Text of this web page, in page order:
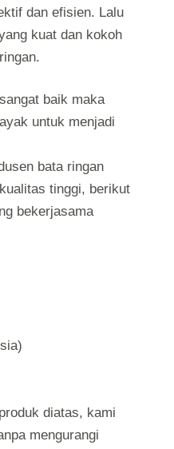
dan efisien. Lalu
kuat dan kokoh
baik maka
untuk menjadi
bata ringan
tinggi, berikut
bekerjasama
diatas, kami
mengurangi